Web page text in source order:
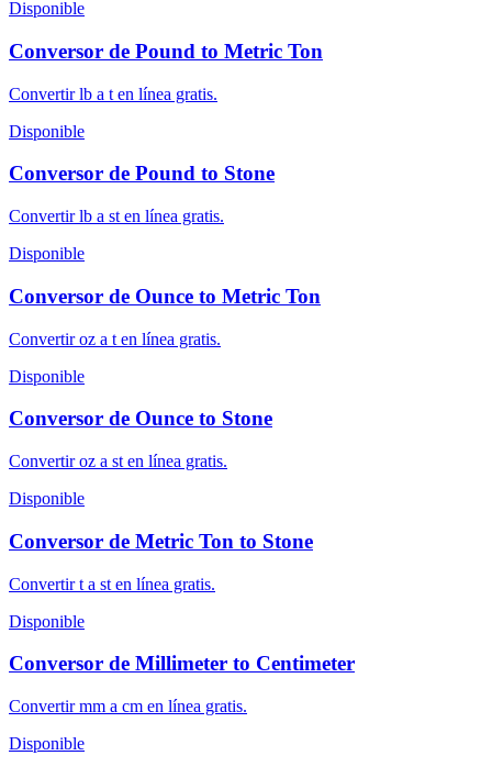
Disponible
Conversor de Pound to Metric Ton
Convertir lb a t en línea gratis.
Disponible
Conversor de Pound to Stone
Convertir lb a st en línea gratis.
Disponible
Conversor de Ounce to Metric Ton
Convertir oz a t en línea gratis.
Disponible
Conversor de Ounce to Stone
Convertir oz a st en línea gratis.
Disponible
Conversor de Metric Ton to Stone
Convertir t a st en línea gratis.
Disponible
Conversor de Millimeter to Centimeter
Convertir mm a cm en línea gratis.
Disponible